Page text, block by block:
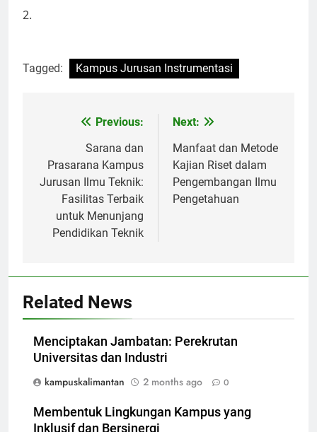
2.
Tagged: Kampus Jurusan Instrumentasi
navigation
Previous:
Sarana dan
Prasarana Kampus
Jurusan Ilmu Teknik:
Fasilitas Terbaik
untuk Menunjang
Pendidikan Teknik
Next:
Manfaat dan Metode
Kajian Riset dalam
Pengembangan Ilmu
Pengetahuan
Related News
Menciptakan Jambatan: Perekrutan
Universitas dan Industri
kampuskalimantan
2 months ago 0
Membentuk Lingkungan Kampus yang
Inklusif dan Bersinergi